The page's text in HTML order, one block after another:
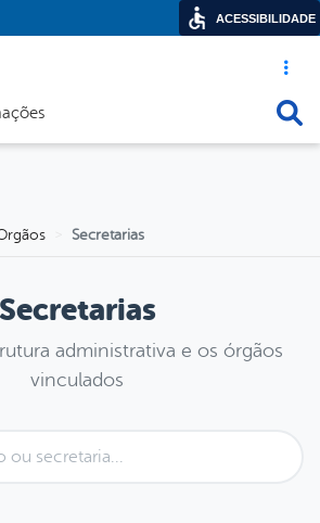
Acesso
de navegação
Secretarias
Secretarias
administrativa e os órgãos
vinculados
ACESSIBILIDADE